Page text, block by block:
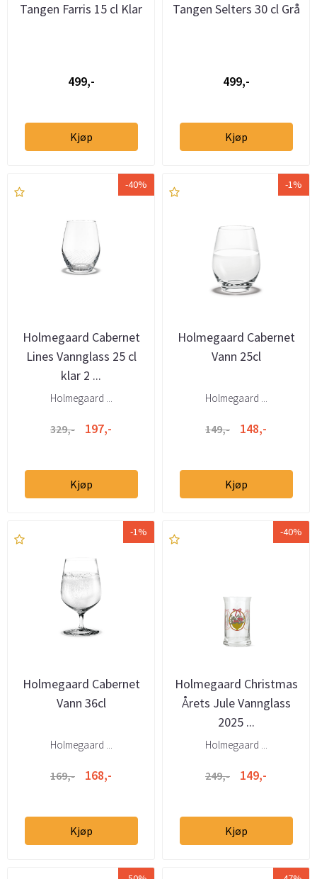
Tangen Farris 15 cl Klar
499,-
Kjøp
Tangen Selters 30 cl Grå
499,-
Kjøp
-40%
Holmegaard Cabernet
Lines Vannglass 25 cl
klar 2 ...
Holmegaard ...
329,- 197,-
Kjøp
-1%
Holmegaard Cabernet
Vann 25cl
Holmegaard ...
149,- 148,-
Kjøp
-1%
Holmegaard Cabernet
Vann 36cl
Holmegaard ...
169,- 168,-
Kjøp
-40%
Holmegaard Christmas
Årets Jule Vannglass
2025 ...
Holmegaard ...
249,- 149,-
Kjøp